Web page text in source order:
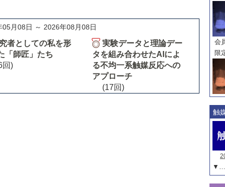
05月08日 ～ 2026年08月08日
者としての私を形
「師匠」たち
回)
実験データと理論デー
タを組み合わせたAIによ
る不均一系触媒反応への
アプローチ
(17回)
記
会
限
触
▼…